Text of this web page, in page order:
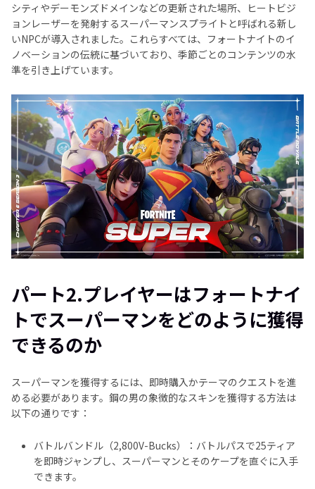
シティやデーモンズドメインなどの更新された場所、ヒートビジ
ョンレーザーを発射するスーパーマンスプライトと呼ばれる新し
いNPCが導入されました。これらすべては、フォートナイトのイ
ノベーションの伝統に基づいており、季節ごとのコンテンツの水
準を引き上げています。
パート2.プレイヤーはフォートナイ
トでスーパーマンをどのように獲得
できるのか
スーパーマンを獲得するには、即時購入かテーマのクエストを進
める必要があります。鋼の男の象徴的なスキンを獲得する方法は
以下の通りです：
バトルバンドル（2,800V-Bucks）：バトルパスで25ティア
を即時ジャンプし、スーパーマンとそのケープを直ぐに入手
できます。